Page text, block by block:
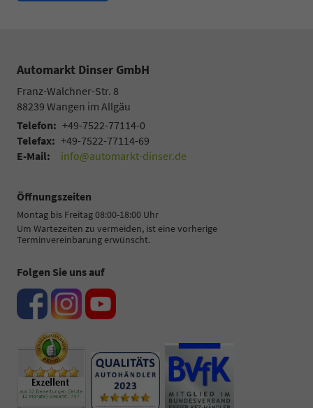
Automarkt Dinser GmbH
Franz-Walchner-Str. 8
88239 Wangen im Allgäu
Telefon: +49-7522-77114-0
Telefax: +49-7522-77114-69
E-Mail:
info@automarkt-dinser.de
Öffnungszeiten
Montag bis Freitag 08:00-18:00 Uhr
Um Wartezeiten zu vermeiden, ist eine vorherige
Terminvereinbarung erwünscht.
Folgen Sie uns auf